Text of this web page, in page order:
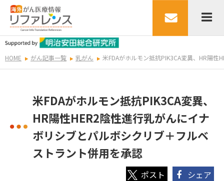
HOME がん記事一覧 乳がん 米FDAがホルモン抵抗PIK3CA変異、HR陽
米FDAがホルモン抵抗PIK3CA変異、
HR陽性HER2陰性進行乳がんにイナ
ボリシブとパルボシクリブ＋フルベ
ストラント併用を承認
シェア